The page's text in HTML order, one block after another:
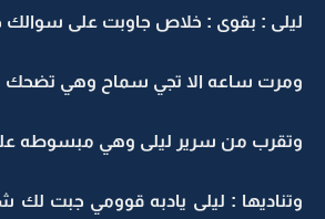
ليلى : بقوى : خلاص جاوبت على سوالك
ومرت ساعه الا تجي سماح وهي تضحك
وتقرب من سرير ليلى وهي مبسوطه
وتناديها : ليلى يادبه قوومي جبت لك